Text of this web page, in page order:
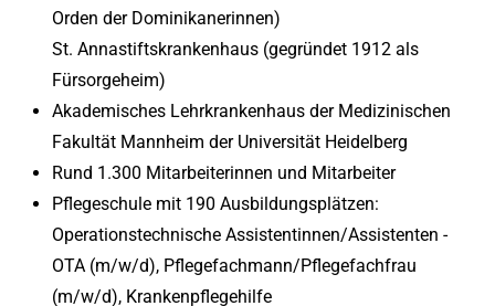
Orden der Dominikanerinnen)
St. Annastiftskrankenhaus (gegründet 1912 als
Fürsorgeheim)
Akademisches Lehrkrankenhaus der Medizinischen
Fakultät Mannheim der Universität Heidelberg
Rund 1.300 Mitarbeiterinnen und Mitarbeiter
Pflegeschule mit 190 Ausbildungsplätzen:
Operationstechnische Assistentinnen/Assistenten -
OTA (m/w/d), Pflegefachmann/Pflegefachfrau
(m/w/d), Krankenpflegehilfe